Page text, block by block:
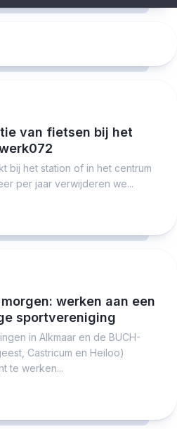
van fietsen bij het
bij het station of in het centrum
per jaar verwijderen we...
werken aan een
sportvereniging
in Alkmaar en de BUCH-
Castricum en Heiloo)
te werken...